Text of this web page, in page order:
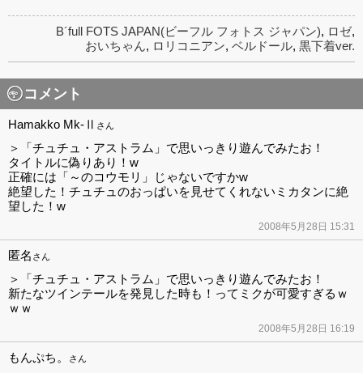
B´full FOTS JAPAN(ビーフル フォトス ジャパン), ロゼ,
おいちゃん, ロリコニアン, ベルドール, 黒下着ver.
コメント
Hamakko Mk-Ⅱ さん
＞「チュチュ・アストラム」で思いっきり遊んでみたお！
タイトルに偽りあり！w
正確には「～のコウモリ」じゃないですかw
絶望した！チュチュのおっぱいを見せてくれないミカタンに絶
望した！w
2008年5月28日 15:31
匿名 さん
＞「チュチュ・アストラム」で思いっきり遊んでみたお！
新たなツインテールを発見した時も！ってミクが可愛すぎるｗ
ｗｗ
2008年5月28日 16:19
もんぷち。 さん